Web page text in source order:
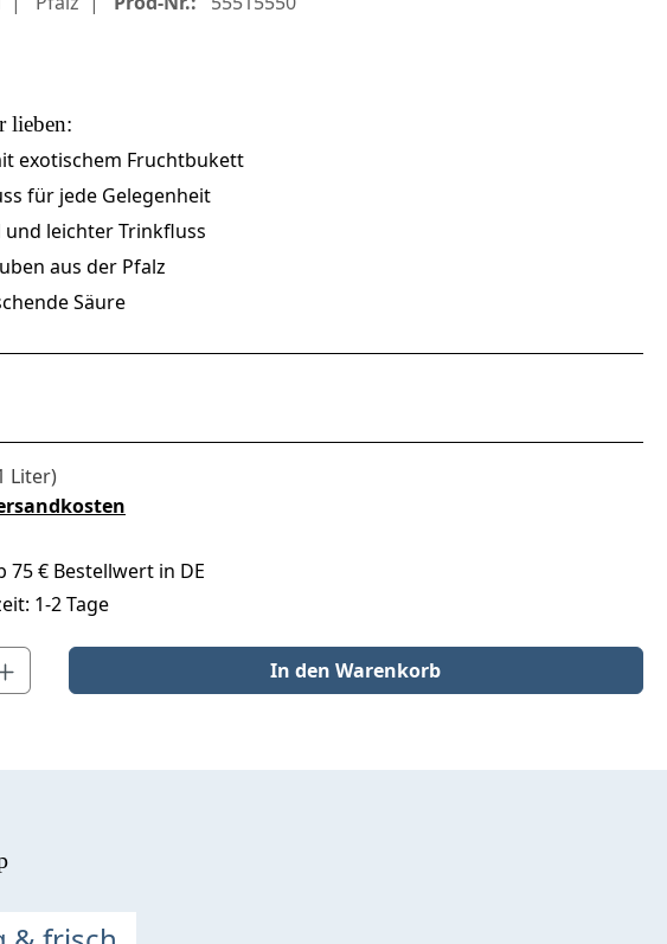
lieben:
exotischem Fruchtbukett
für jede Gelegenheit
leichter Trinkfluss
aus der Pfalz
Säure
Liter)
€ Bestellwert in DE
1-2 Tage
Wert ein oder benutze die Schaltflächen um die Anzahl zu erhöhen oder zu
In den Warenkorb